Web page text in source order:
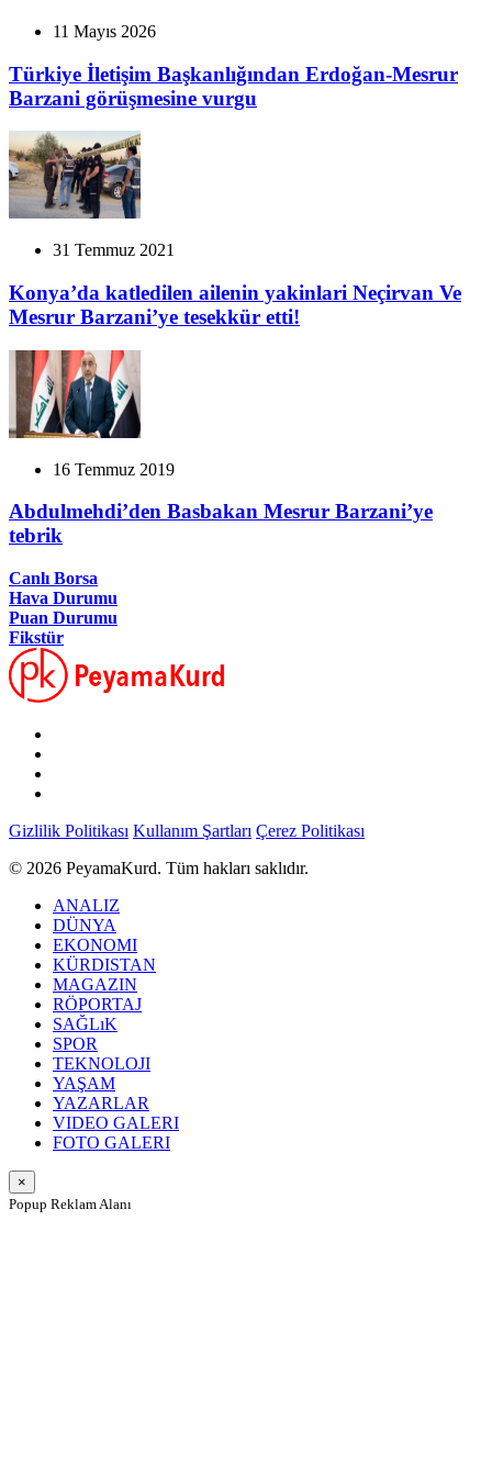
11 Mayıs 2026
Türkiye İletişim Başkanlığından Erdoğan-Mesrur
Barzani görüşmesine vurgu
31 Temmuz 2021
Konya’da katledilen ailenin yakinlari Neçirvan Ve
Mesrur Barzani’ye tesekkür etti!
16 Temmuz 2019
Abdulmehdi’den Basbakan Mesrur Barzani’ye
tebrik
Canlı Borsa
Hava Durumu
Puan Durumu
Fikstür
Gizlilik Politikası Kullanım Şartları Çerez Politikası
© 2026 PeyamaKurd. Tüm hakları saklıdır.
ANALIZ
DÜNYA
EKONOMI
KÜRDISTAN
MAGAZIN
RÖPORTAJ
SAĞLıK
SPOR
TEKNOLOJI
YAŞAM
YAZARLAR
VIDEO GALERI
FOTO GALERI
×
Popup Reklam Alanı